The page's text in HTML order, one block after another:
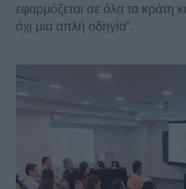
εφαρμόζεται σε όλα τα κράτη
όχι μια απλή οδηγία”.